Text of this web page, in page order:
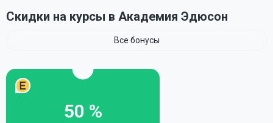
Скидки на курсы в Академия Эдюсон
Все бонусы
50 %